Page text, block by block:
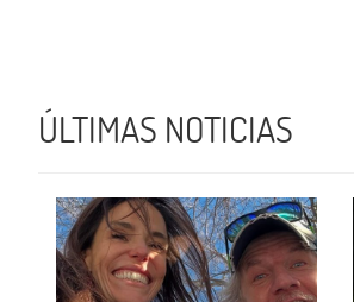
ÚLTIMAS NOTICIAS